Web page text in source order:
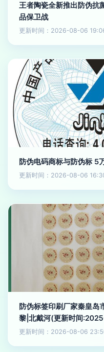
王者陶瓷全新推出防伪抗
品保卫战
更新时间：2026-08-06
防伪电码商标与防伪标 5
更新时间：2026-08-06
防伪标签印刷厂家秦皇岛
黎|北戴河(更新时间
更新时间：2026-08-06